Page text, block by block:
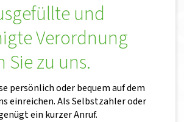
und
Verordnung
Sie zu uns.
persönlich oder bequem auf dem
einreichen. Als Selbstzahler oder
ein kurzer Anruf.